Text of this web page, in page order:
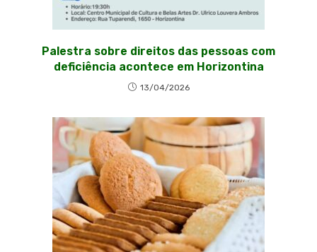
Palestra sobre direitos das pessoas com
deficiência acontece em Horizontina
13/04/2026